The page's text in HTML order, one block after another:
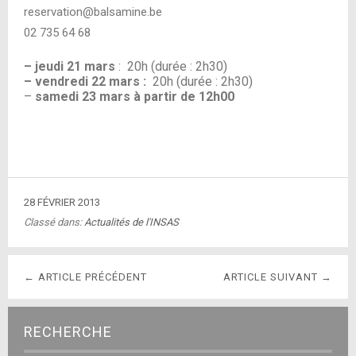
reservation@balsamine.be
02 735 64 68
– jeudi 21 mars : 20h (durée : 2h30)
– vendredi 22 mars : 20h (durée : 2h30)
– samedi 23 mars à partir de 12h00
28 FÉVRIER 2013
Classé dans:Actualités de l'INSAS
ARTICLE SUIVANT →
← ARTICLE PRÉCÉDENT
RECHERCHE